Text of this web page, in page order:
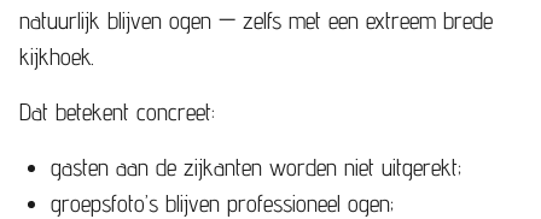
natuurlijk blijven ogen — zelfs met een extreem brede
kijkhoek.
Dat betekent concreet:
gasten aan de zijkanten worden niet uitgerekt;
groepsfoto’s blijven professioneel ogen;